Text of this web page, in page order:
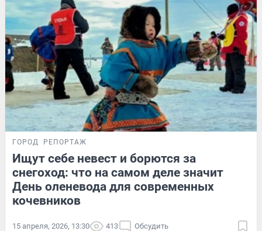
ГОРОД РЕПОРТАЖ
Ищут себе невест и борются за
снегоход: что на самом деле значит
День оленевода для современных
кочевников
15 апреля, 2026, 13:30 413 Обсудить